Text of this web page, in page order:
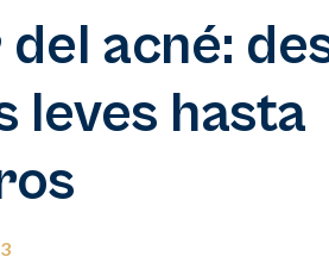
acné:
leves hasta